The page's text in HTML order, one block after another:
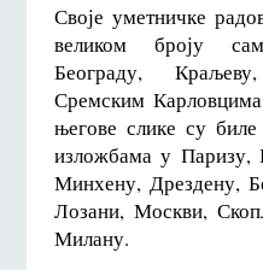
Своје уметничке
великом броју
Београду,
Сремским
његове слике су
изложбама у Паризу,
Минхену, Дрездену,
Лозани, Москви,
Милану.